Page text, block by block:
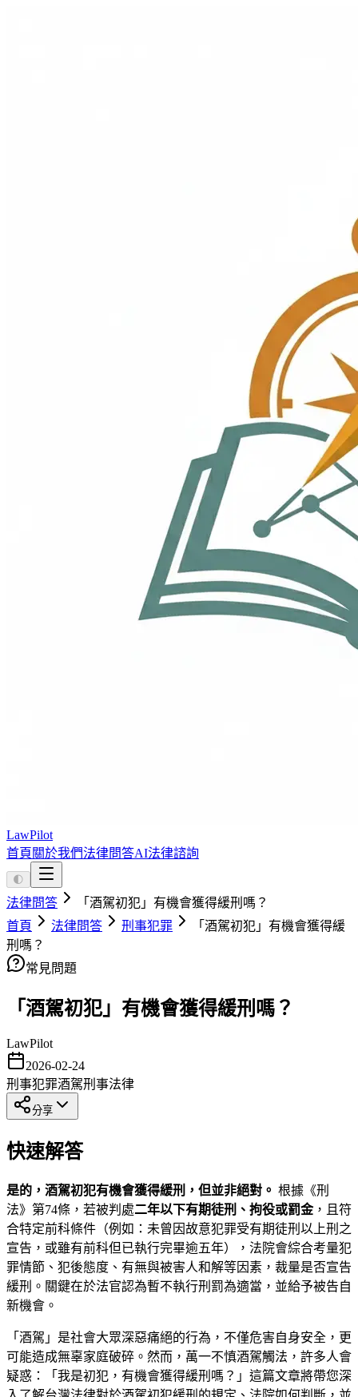
LawPilot
首頁 關於我們法律問答AI法律諮詢
🌓
法律問答
「酒駕初犯」有機會獲得緩刑嗎？
首頁
法律問答 刑事犯罪
「酒駕初犯」有機會獲得緩
刑嗎？
常見問題
「酒駕初犯」有機會獲得緩刑嗎？
LawPilot
2026-02-24
刑事犯罪酒駕刑事法律
分享
快速解答
是的，酒駕初犯有機會獲得緩刑，但並非絕對。 根據《刑
法》第74條，若被判處二年以下有期徒刑、拘役或罰金，且符
合特定前科條件（例如：未曾因故意犯罪受有期徒刑以上刑之
宣告，或雖有前科但已執行完畢逾五年），法院會綜合考量犯
罪情節、犯後態度、有無與被害人和解等因素，裁量是否宣告
緩刑。關鍵在於法官認為暫不執行刑罰為適當，並給予被告自
新機會。
「酒駕」是社會大眾深惡痛絕的行為，不僅危害自身安全，更
可能造成無辜家庭破碎。然而，萬一不慎酒駕觸法，許多人會
疑惑：「我是初犯，有機會獲得緩刑嗎？」這篇文章將帶您深